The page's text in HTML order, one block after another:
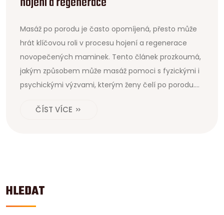
HLEDAT
Masáž po porodu je často opomíjená, přesto může
hrát klíčovou roli v procesu hojení a regenerace
novopečených maminek. Tento článek prozkoumá,
jakým způsobem může masáž pomoci s fyzickými i
psychickými výzvami, kterým ženy čelí po porodu.
blahobytu, objevíme, jak účinná může být masáž a
ČÍST VÍCE